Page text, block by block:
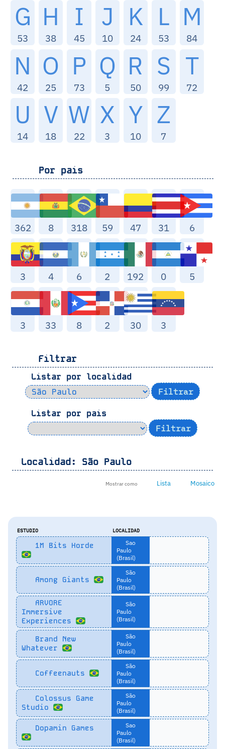
G
53
H
38
I
45
J
10
K
24
L
53
M
84
N
42
O
25
P
73
Q
5
R
50
S
99
T
72
U
14
V
18
W
22
X
3
Y
10
Z
7
Por pais
362 8 318 59 47 31 6
3 4 6 2 192 0 5
3 33 8 2 30 3
Filtrar
Listar por localidad
Listar por pais
Localidad: São Paulo
Mostrar como Lista Mosaico
ESTUDIO LOCALIDAD
1M Bits Horde
Sao
Paulo
(Brasil)
Among Giants
São
Paulo
(Brasil)
ARVORE
Immersive
Experiences
São
Paulo
(Brasil)
Brand New
Whatever
São
Paulo
(Brasil)
Coffeenauts
São
Paulo
(Brasil)
Colossus Game
Studio
São
Paulo
(Brasil)
Dopamin Games
Sao
Paulo
(Brasil)